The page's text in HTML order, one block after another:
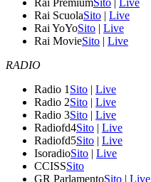
Rai PremiumSito | Live
Rai ScuolaSito | Live
Rai YoYoSito | Live
Rai MovieSito | Live
RADIO
Radio 1 Sito | Live
Radio 2Sito | Live
Radio 3Sito | Live
Radiofd4Sito | Live
Radiofd5Sito | Live
IsoradioSito | Live
CCISSSito
GR ParlamentoSito | Live